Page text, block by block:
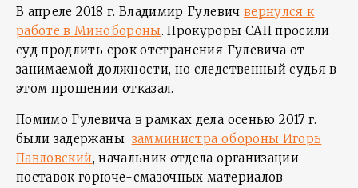
В апреле 2018 г. Владимир Гулевич вернулся к
работе в Минобороны. Прокуроры САП просили
суд продлить срок отстранения Гулевича от
занимаемой должности, но следственный судья в
этом прошении отказал.
Помимо Гулевича в рамках дела осенью 2017 г.
были задержаны замминистра обороны Игорь
Павловский, начальник отдела организации
поставок горюче-смазочных материалов